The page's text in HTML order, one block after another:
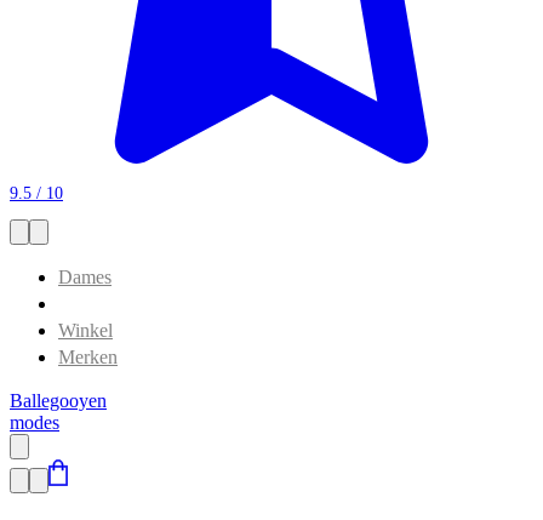
9.5 / 10
Dames
Winkel
Merken
Ballegooyen
modes